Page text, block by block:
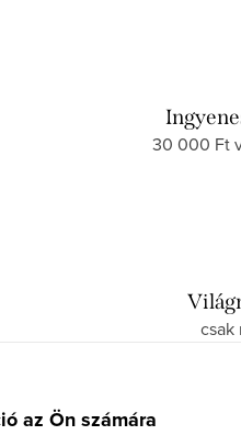
30 000 Ft
csak
az Ön számára